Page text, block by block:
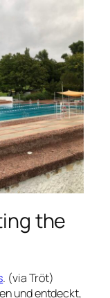
the
. (via Tröt)
und entdeckt,